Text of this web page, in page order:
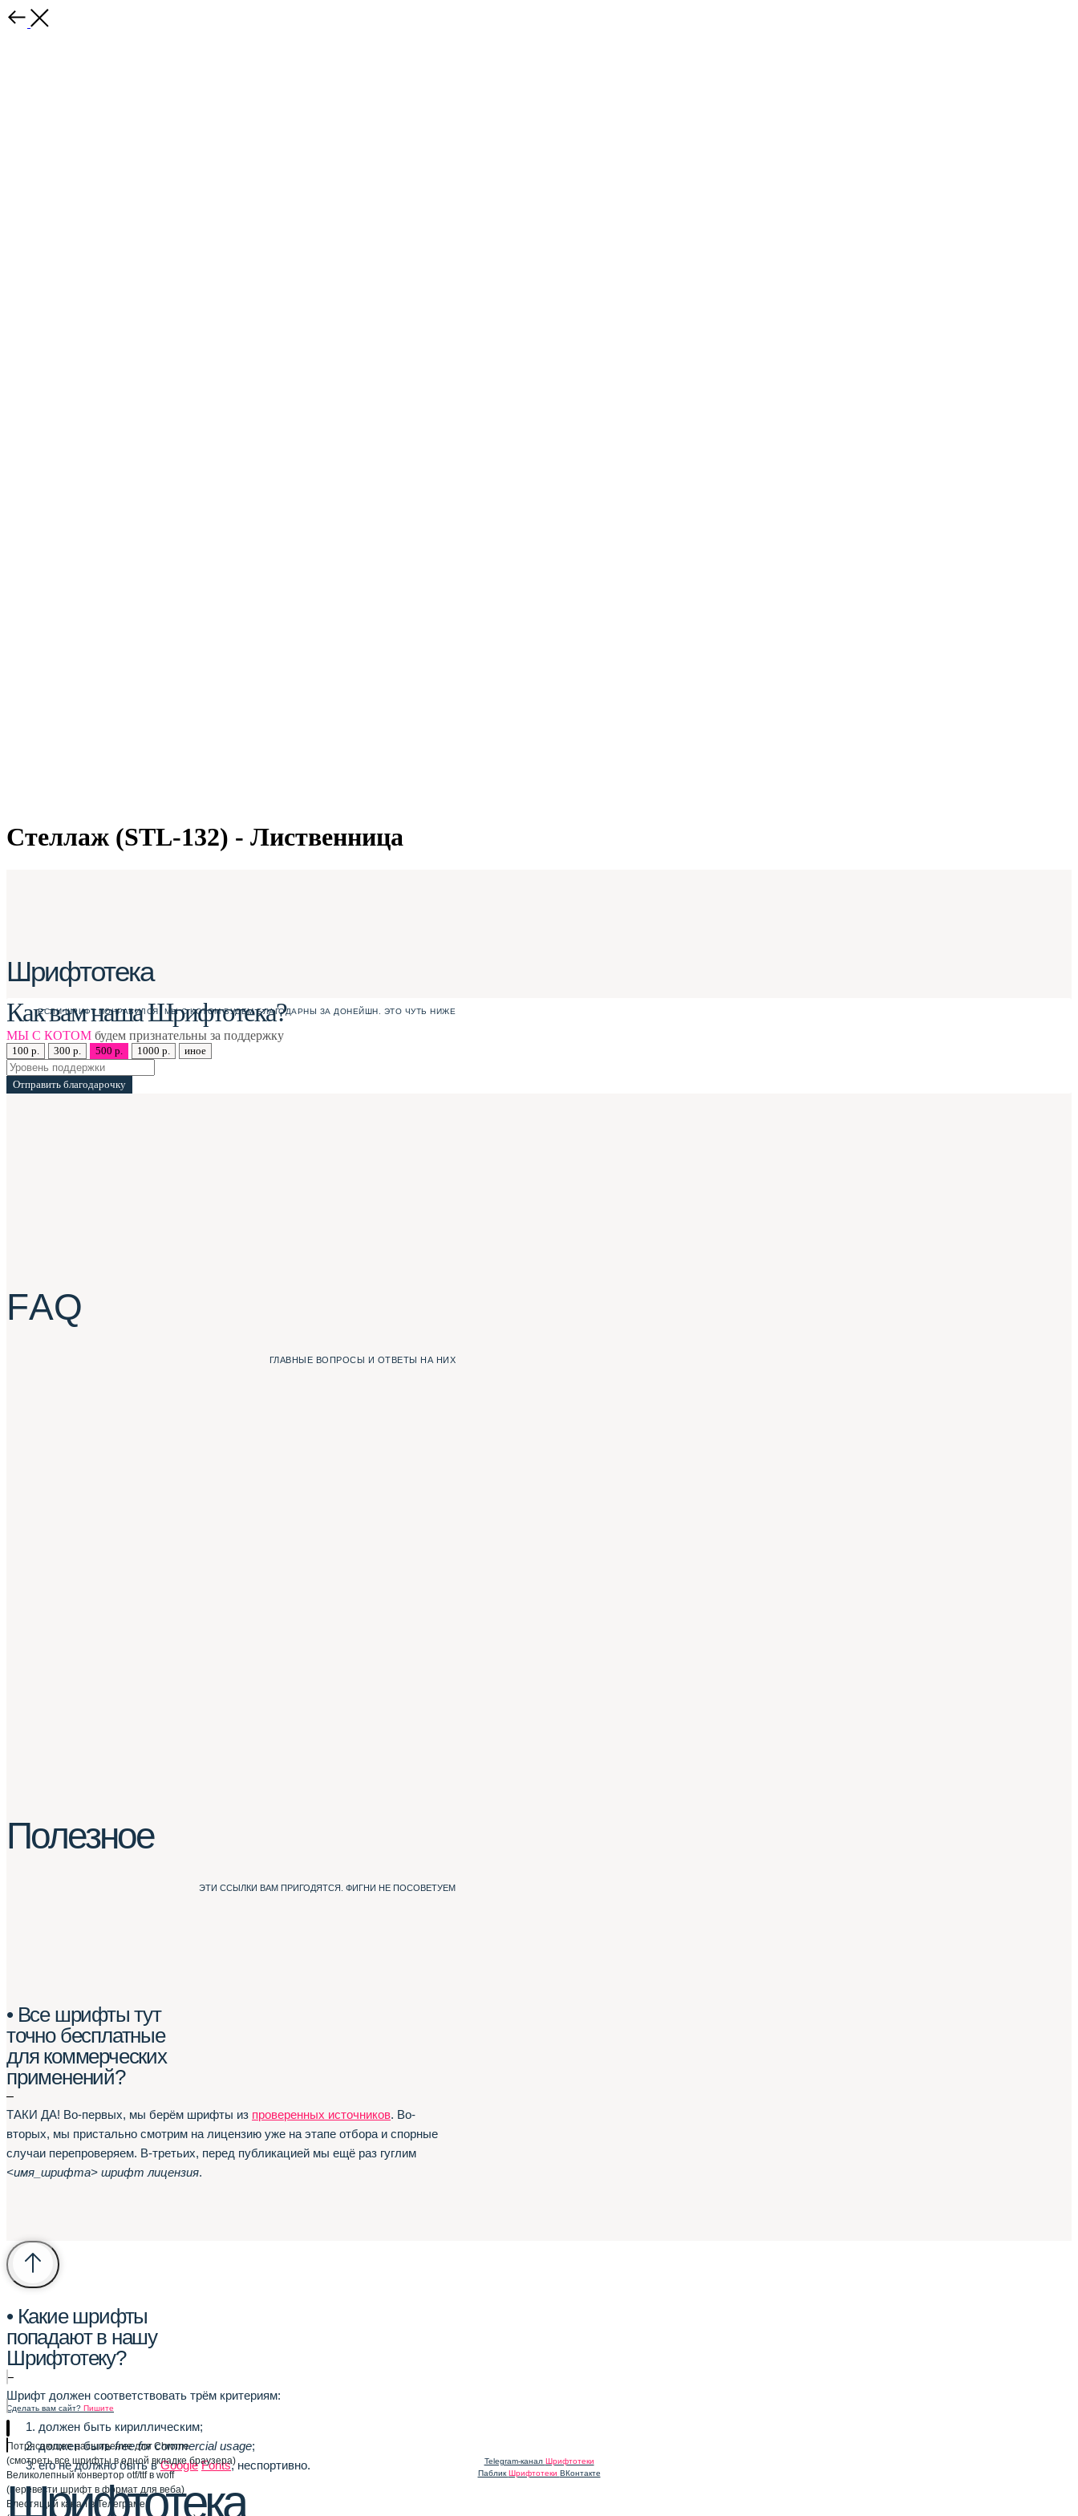
Стеллаж (STL-132) - Лиственница
Шрифтотека
ЕСЛИ ШРИФТ ПОНРАВИЛСЯ, МЫ С КОТОМ БУДЕМ БЛАГОДАРНЫ ЗА ДОНЕЙШН. ЭТО ЧУТЬ НИЖЕ
Как вам наша Шрифтотека?
МЫ С КОТОМ будем признательны за поддержку
100 р. 300 р. 500 р. 1000 р. иное
Отправить благодарочку
F A Q
ГЛАВНЫЕ ВОПРОСЫ И ОТВЕТЫ НА НИХ
• Все шрифты тут
точно бесплатные
для коммерческих
применений?
–
ТАКИ ДА! Во-первых, мы берём шрифты из проверенных источников. Во-
вторых, мы пристально смотрим на лицензию уже на этапе отбора и спорные
случаи перепроверяем. В-третьих, перед публикацией мы ещё раз гуглим
<имя_шрифта> шрифт лицензия.
• Какие шрифты
попадают в нашу
Шрифтотеку?
–
Шрифт должен соответствовать трём критериям:
должен быть кириллическим;
должен бытьfree for commercial usage;
его не должно быть вGoogle Fonts, неспортивно.
Полезное
ЭТИ ССЫЛКИ ВАМ ПРИГОДЯТСЯ. ФИГНИ НЕ ПОСОВЕТУЕМ
Потрясающее расширение для Chrome
(смотреть все шрифты в одной вкладке браузера)
Великолепный конвертор otf/ttf в woff
(перевести шрифт в формат для веба)
Блестящий канал в Телеграме
Сделать вам сайт? Пишите
Telegram-канал Шрифтотеки
Паблик Шрифтотеки ВКонтакте
Шрифтотека